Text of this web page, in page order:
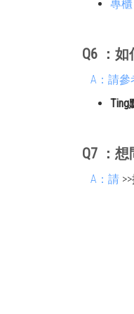
專
Q6 ： 如
A：請參
Ting
Q7 ： 想
A：請